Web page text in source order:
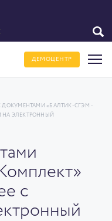
ДЕМОЦЕНТР
ДОКУМЕНТАМИ «БАЛТИК-СГЭМ -
НА ЭЛЕКТРОННЫЙ
с